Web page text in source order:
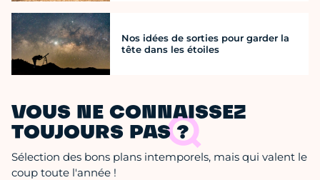
Nos idées de sorties pour garder la
tête dans les étoiles
VOUS NE CONNAISSEZ
TOUJOURS PAS ?
Sélection des bons plans intemporels, mais qui valent le
coup toute l'année !